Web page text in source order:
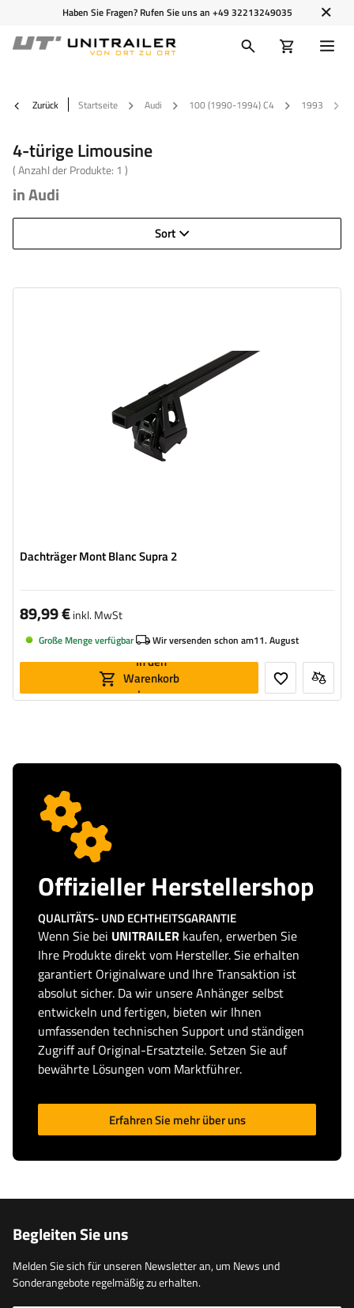
Haben Sie Fragen? Rufen Sie uns an +49 32213249035
Zurück Startseite Audi 100 (1990-1994) C4 1993
4-türige Limousine
( Anzahl der Produkte: 1 )
in Audi
Sort
Dachträger Mont Blanc Supra 2
89,99 €inkl. MwSt
Große Menge verfügbar Wir versenden schon am11. August
In den
Warenkorb
legen
Offizieller Herstellershop
QUALITÄTS- UND ECHTHEITSGARANTIE
Wenn Sie bei UNITRAILER kaufen, erwerben Sie
Ihre Produkte direkt vom Hersteller. Sie erhalten
garantiert Originalware und Ihre Transaktion ist
absolut sicher. Da wir unsere Anhänger selbst
entwickeln und fertigen, bieten wir Ihnen
umfassenden technischen Support und ständigen
Zugriff auf Original-Ersatzteile. Setzen Sie auf
bewährte Lösungen vom Marktführer.
Erfahren Sie mehr über uns
Begleiten Sie uns
Melden Sie sich für unseren Newsletter an, um News und
Sonderangebote regelmäßig zu erhalten.